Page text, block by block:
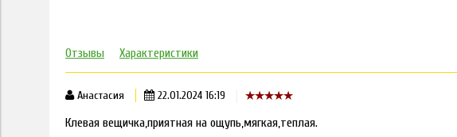
Отзывы Характеристики
Анастасия 22.01.2024 16:19
Клевая вещичка,приятная на ощупь,мягкая,теплая.